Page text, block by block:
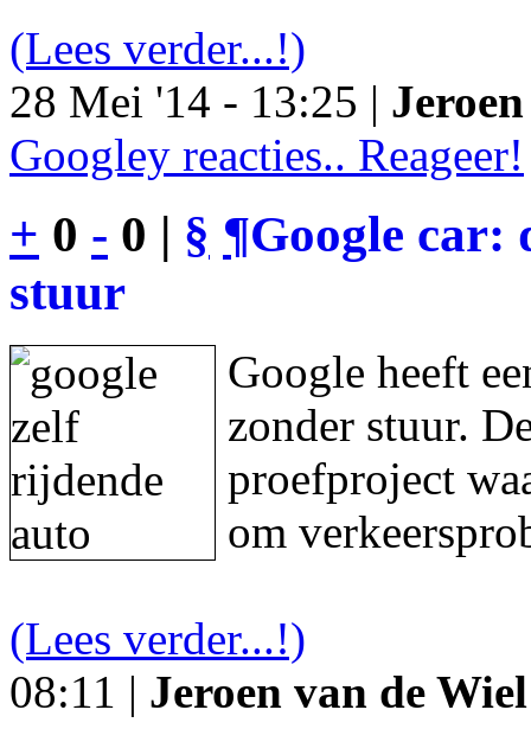
(Lees verder...!)
28 Mei '14 - 13:25 |
Googley reacties.. Reageer!
+ 0 - 0 | § ¶Google car:
stuur
Google heeft
zonder stuur.
proefproject
om
(Lees verder...!)
08:11 | Jeroen van de Wiel